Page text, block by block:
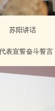
苏阳讲话
表宣誓奋斗誓言